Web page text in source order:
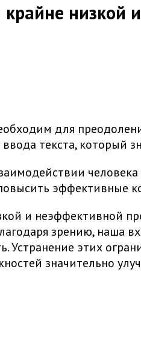
низкой
для
текста, который
эффективные
и неэффективной
зрению, наша
Устранение этих
значительно